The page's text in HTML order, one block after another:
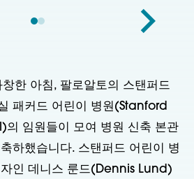
한 아침, 팔로알토의 스탠퍼드
패커드 어린이 병원(Stanford
임원들이 모여 병원 신축 본관
하했습니다. 스탠퍼드 어린이 병
인 데니스 룬드(Dennis Lund)